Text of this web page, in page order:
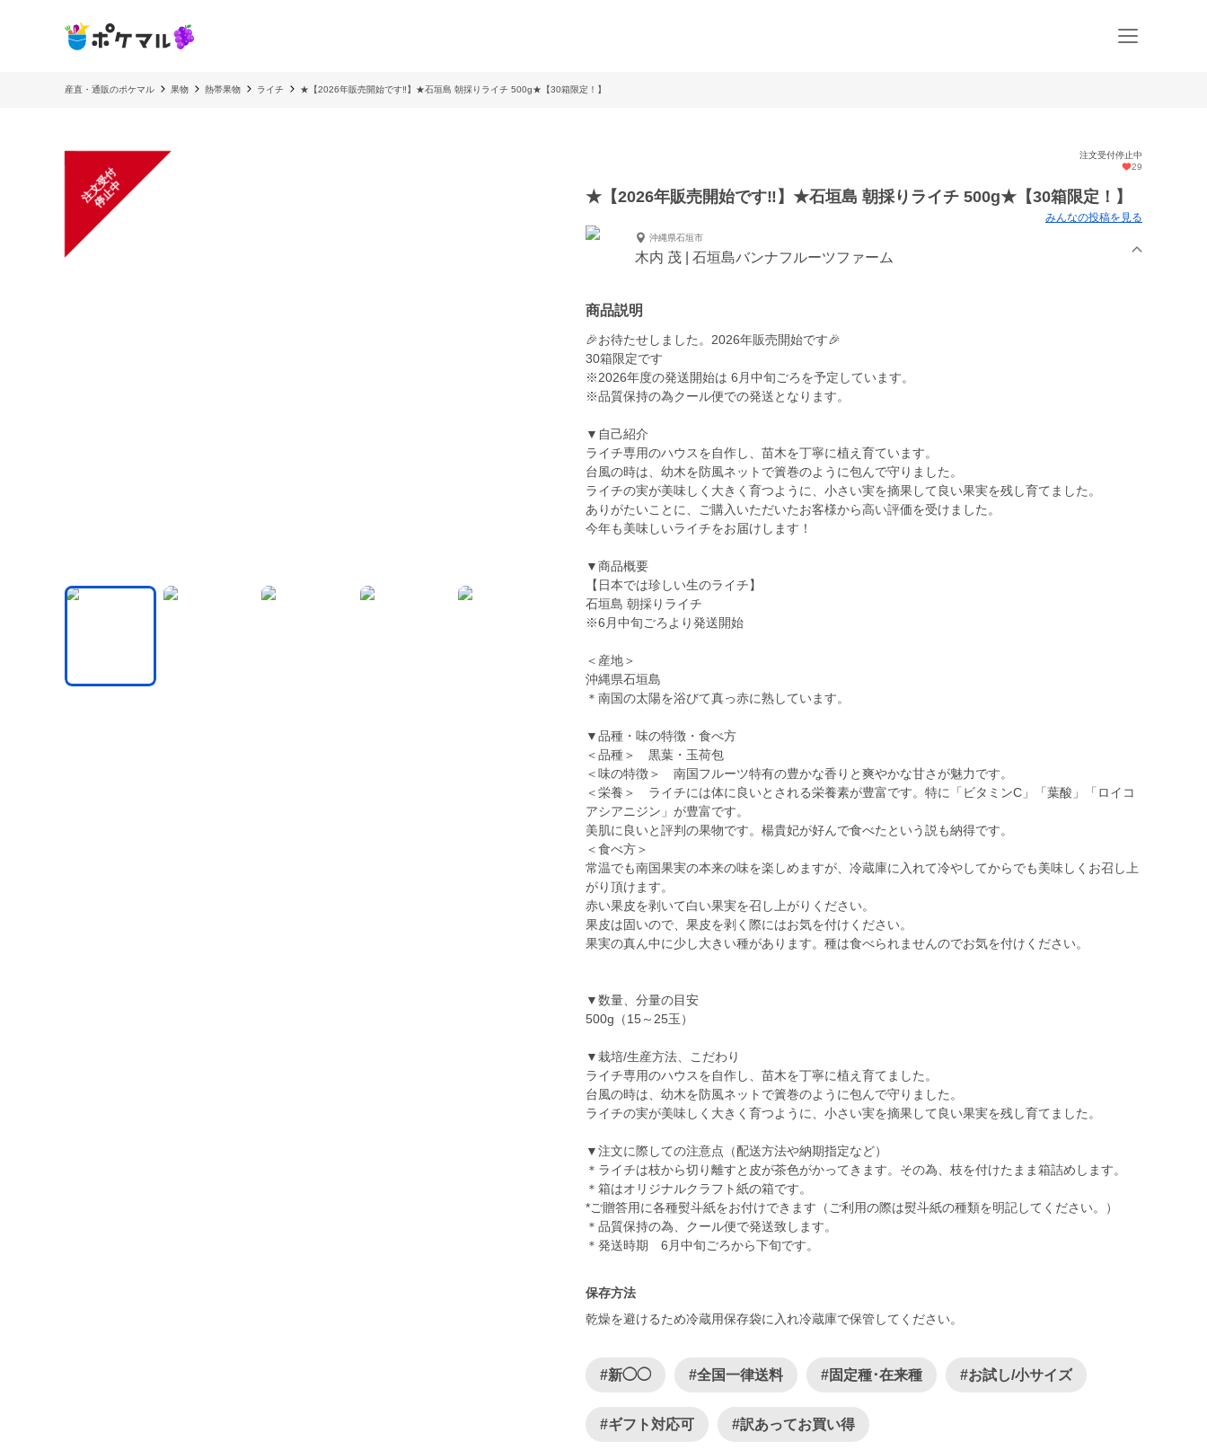
産直・通販のポケマル 果物 熱帯果物 ライチ ★【2026年販売開始です‼】★石垣島 朝採りライチ 500g★【30箱限定！】
注
文
受
付
停
止
中
注文受付停止中
29
★【2026年販売開始です‼】★石垣島 朝採りライチ 500g★【30箱限定！】
みんなの投稿を見る
沖縄県石垣市
木内 茂 | 石垣島バンナフルーツファーム
商品説明
🎉お待たせしました。2026年販売開始です🎉
30箱限定です
※2026年度の発送開始は 6月中旬ごろを予定しています。
※品質保持の為クール便での発送となります。
▼自己紹介
ライチ専用のハウスを自作し、苗木を丁寧に植え育ています。
台風の時は、幼木を防風ネットで簀巻のように包んで守りました。
ライチの実が美味しく大きく育つように、小さい実を摘果して良い果実を残し育てました。
ありがたいことに、ご購入いただいたお客様から高い評価を受けました。
今年も美味しいライチをお届けします！
▼商品概要
【日本では珍しい生のライチ】
石垣島 朝採りライチ
※6月中旬ごろより発送開始
＜産地＞
沖縄県石垣島
＊南国の太陽を浴びて真っ赤に熟しています。
▼品種・味の特徴・食べ方
＜品種＞ 黒葉・玉荷包
＜味の特徴＞ 南国フルーツ特有の豊かな香りと爽やかな甘さが魅力です。
＜栄養＞ ライチには体に良いとされる栄養素が豊富です。特に「ビタミンC」「葉酸」「ロイコ
アシアニジン」が豊富です。
美肌に良いと評判の果物です。楊貴妃が好んで食べたという説も納得です。
＜食べ方＞
常温でも南国果実の本来の味を楽しめますが、冷蔵庫に入れて冷やしてからでも美味しくお召し上
がり頂けます。
赤い果皮を剥いて白い果実を召し上がりください。
果皮は固いので、果皮を剥く際にはお気を付けください。
果実の真ん中に少し大きい種があります。種は食べられませんのでお気を付けください。
▼数量、分量の目安
500g（15～25玉）
▼栽培/生産方法、こだわり
ライチ専用のハウスを自作し、苗木を丁寧に植え育てました。
台風の時は、幼木を防風ネットで簀巻のように包んで守りました。
ライチの実が美味しく大きく育つように、小さい実を摘果して良い果実を残し育てました。
▼注文に際しての注意点（配送方法や納期指定など）
＊ライチは枝から切り離すと皮が茶色がかってきます。その為、枝を付けたまま箱詰めします。
＊箱はオリジナルクラフト紙の箱です。
*ご贈答用に各種熨斗紙をお付けできます（ご利用の際は熨斗紙の種類を明記してください。）
＊品質保持の為、クール便で発送致します。
保存方法
乾燥を避けるため冷蔵用保存袋に入れ冷蔵庫で保管してください。
#新◯◯ #全国一律送料 #固定種･在来種 #お試し/小サイズ
#ギフト対応可 #訳あってお買い得